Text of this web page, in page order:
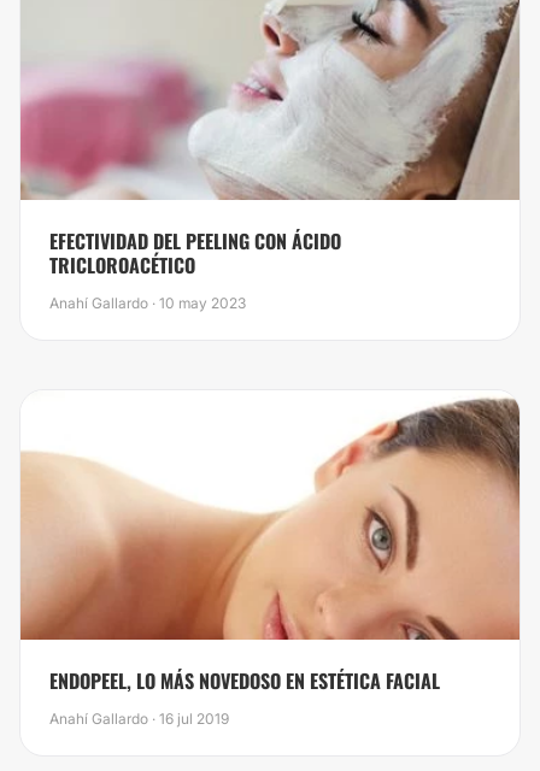
EFECTIVIDAD DEL PEELING CON ÁCIDO
TRICLOROACÉTICO
Anahí Gallardo · 10 may 2023
​ENDOPEEL, LO MÁS NOVEDOSO EN ESTÉTICA FACIAL
Anahí Gallardo · 16 jul 2019